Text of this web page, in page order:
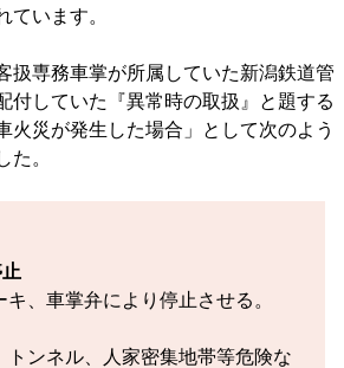
ています。
扱専務車掌が所属していた新潟鉄道管
付していた『異常時の取扱』と題する
火災が発生した場合」として次のよう
た。
キ、車掌弁により停止させる。
トンネル、人家密集地帯等危険な